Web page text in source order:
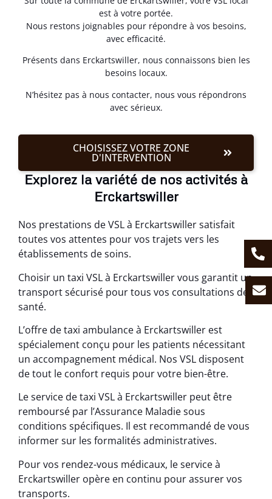
est à votre portée.
Nous restons joignables pour répondre à vos besoins,
avec efficacité.
Présents dans Erckartswiller, nous connaissons bien les
besoins locaux.
N’hésitez pas à nous contacter, nous vous répondrons
avec sérieux.
CHOISISSEZ VOTRE ZONE
D'INTERVENTION
Explorez la variété de nos activités à
Erckartswiller
Nos prestations de VSL à Erckartswiller satisfait
toutes vos attentes pour vos trajets vers les
établissements de soins.
Choisir un taxi VSL à Erckartswiller vous garantit un
transport sécurisé pour tous vos consultations de
santé.
L’offre de taxi ambulance à Erckartswiller est
spécialement conçu pour les patients nécessitant
un accompagnement médical. Nos VSL disposent
de tout le confort requis pour votre bien-être.
Le service de taxi VSL à Erckartswiller peut être
remboursé par l’Assurance Maladie sous
conditions spécifiques. Il est recommandé de vous
informer sur les formalités administratives.
Pour vos rendez-vous médicaux, le service à
Erckartswiller opère en continu pour assurer vos
transports.